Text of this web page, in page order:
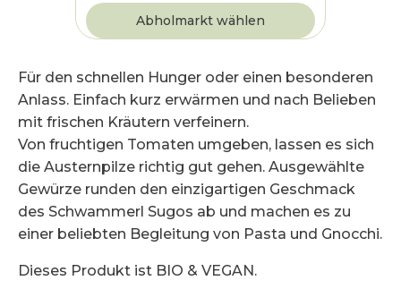
Für den schnellen Hunger oder einen besonderen
Anlass. Einfach kurz erwärmen und nach Belieben
mit frischen Kräutern verfeinern.
Von fruchtigen Tomaten umgeben, lassen es sich
die Austernpilze richtig gut gehen. Ausgewählte
Gewürze runden den einzigartigen Geschmack
des Schwammerl Sugos ab und machen es zu
einer beliebten Begleitung von Pasta und Gnocchi.
Dieses Produkt ist BIO & VEGAN.